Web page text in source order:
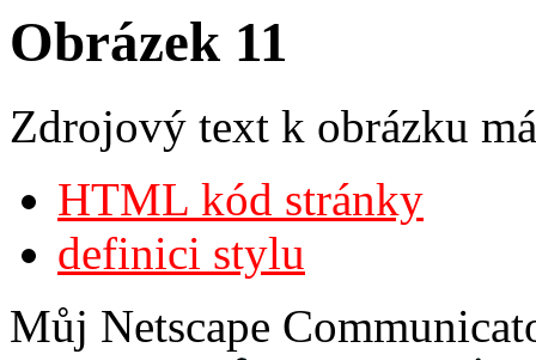
Obrázek 11
Zdrojový text k obrázku
HTML kód stránky
definici stylu
Můj Netscape